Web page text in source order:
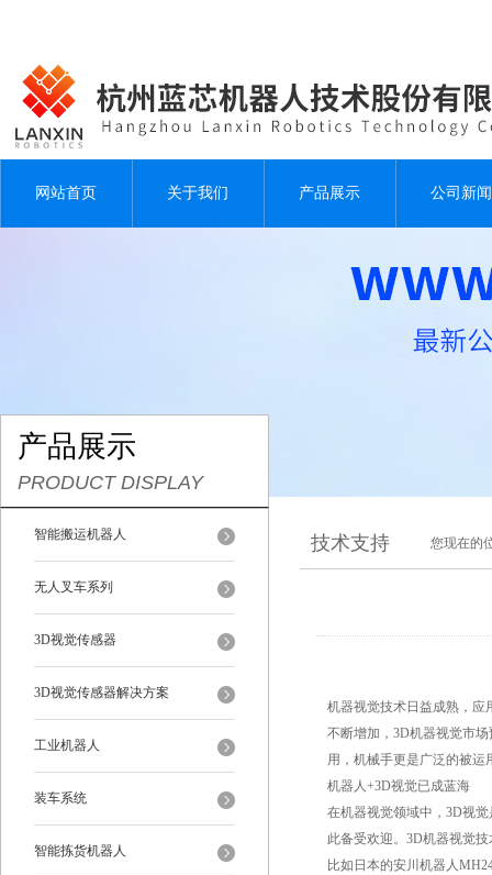
网站首页 关于我们 产品展示 公司新闻
产品展示
PRODUCT DISPLAY
智能搬运机器人
无人叉车系列
3D视觉传感器
3D视觉传感器解决方案
工业机器人
装车系统
智能拣货机器人
技术支持 您现在的
机器视觉技术日益成熟，应
不断增加，3D机器视觉市
用，机械手更是广泛的被运
机器人+3D视觉已成蓝海
在机器视觉领域中，3D视
此备受欢迎。3D机器视觉
比如日本的安川机器人